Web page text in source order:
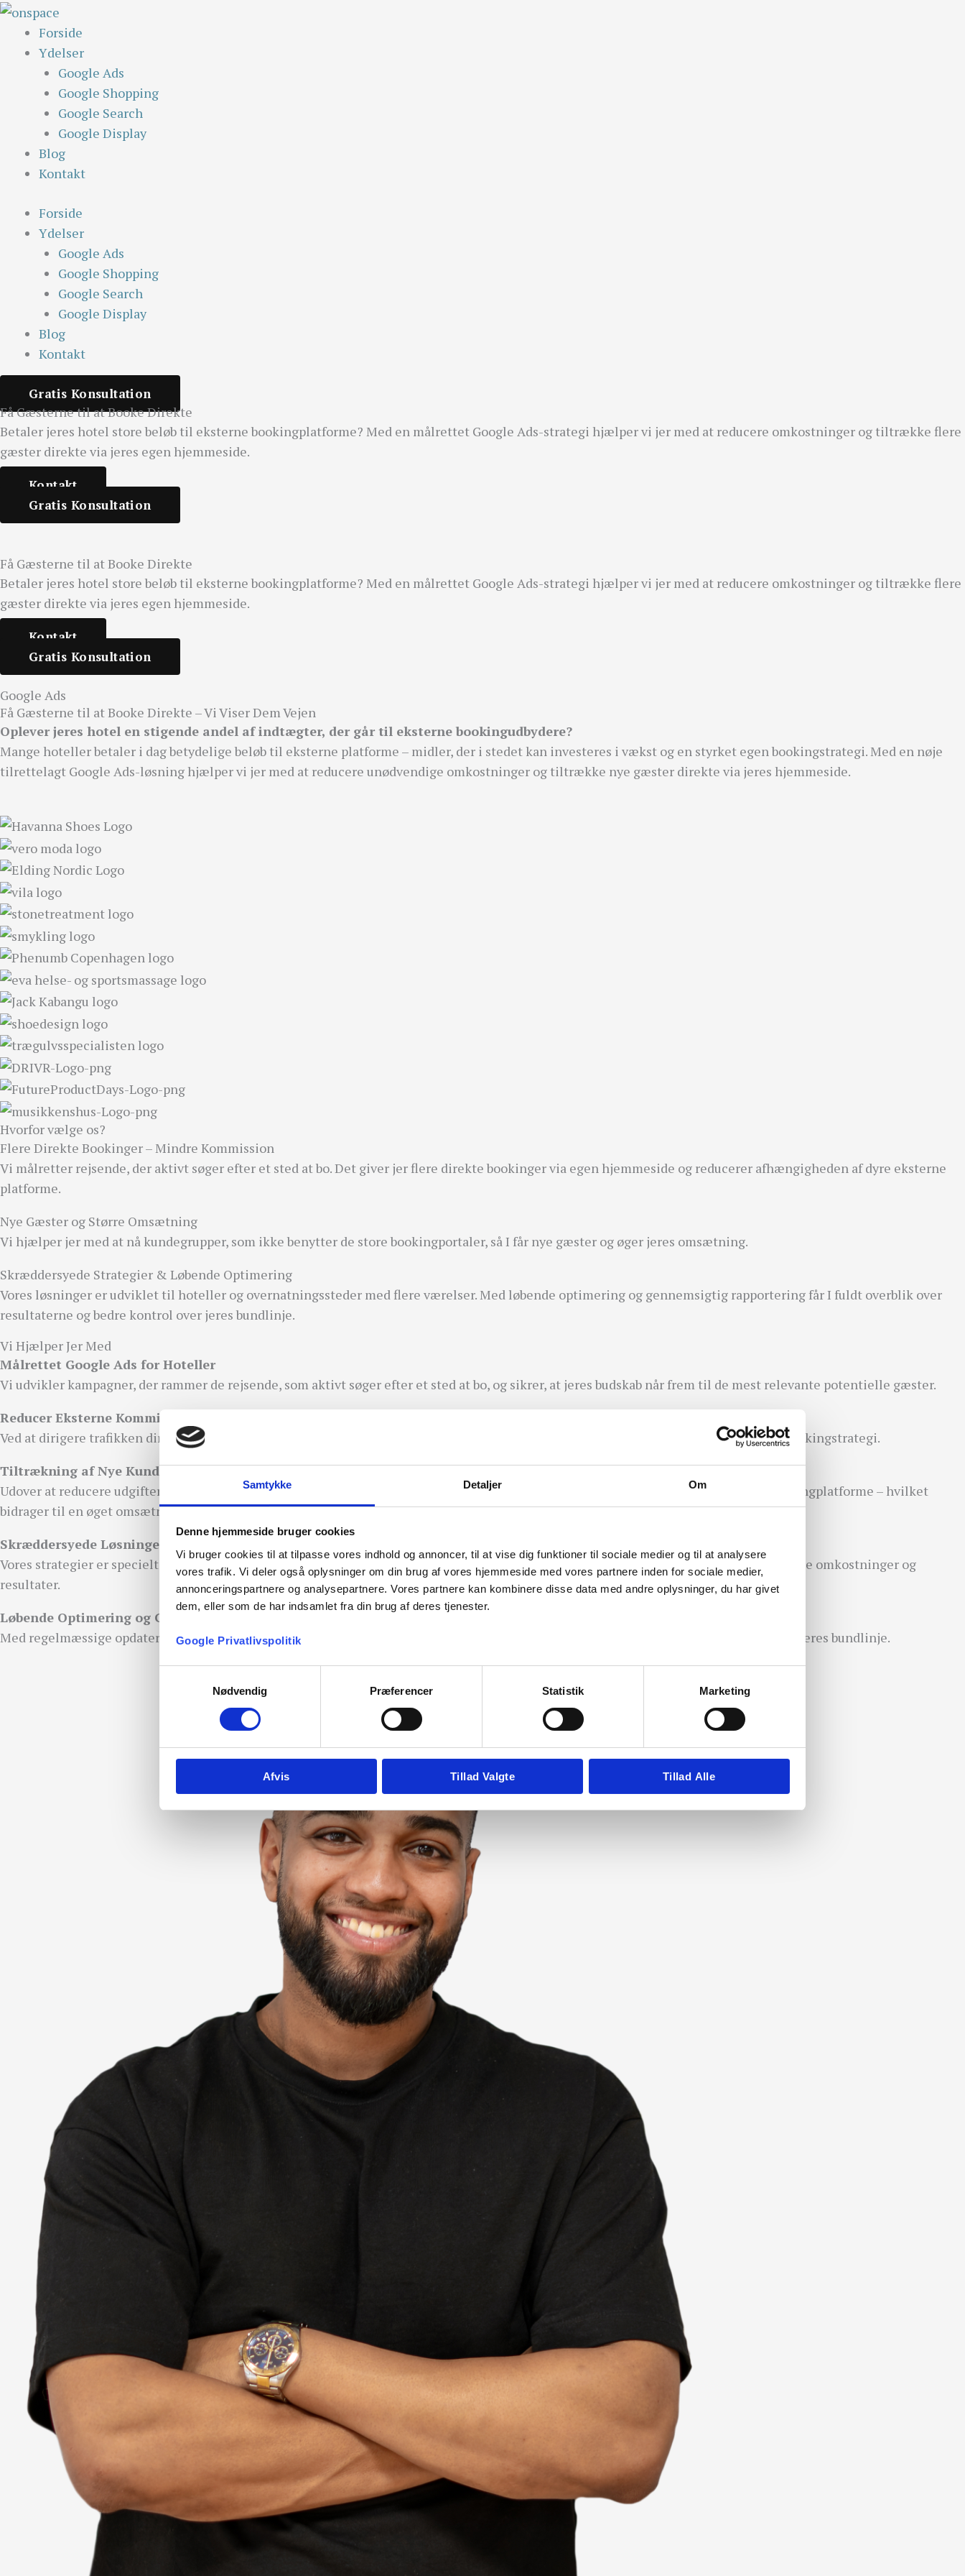
Samtykke Detaljer Om
Denne hjemmeside bruger cookies
Vi bruger cookies til at tilpasse vores indhold og annoncer, til at vise dig funktioner til sociale medier og til at analysere
vores trafik. Vi deler også oplysninger om din brug af vores hjemmeside med vores partnere inden for sociale medier,
annonceringspartnere og analysepartnere. Vores partnere kan kombinere disse data med andre oplysninger, du har givet
dem, eller som de har indsamlet fra din brug af deres tjenester.
Google Privatlivspolitik
Nødvendig
Præferencer Statistik Marketing
Afvis Tillad Valgte Tillad Alle
Skip
content
Forside
Ydelser
Google Ads
Google Shopping
Google Search
Google Display
Blog
Kontakt
Forside
Ydelser
Google Ads
Google Shopping
Google Search
Google Display
Blog
Kontakt
Gratis Konsultation
Få Gæsterne til at Booke Direkte
Betaler jeres hotel store beløb til eksterne bookingplatforme? Med en målrettet Google Ads-strategi hjælper vi jer med at reducere omkostninger og tiltrække flere
gæster direkte via jeres egen hjemmeside.
Kontakt
Gratis Konsultation
Få Gæsterne til at Booke Direkte
Betaler jeres hotel store beløb til eksterne bookingplatforme? Med en målrettet Google Ads-strategi hjælper vi jer med at reducere omkostninger og tiltrække flere
gæster direkte via jeres egen hjemmeside.
Kontakt
Gratis Konsultation
Google Ads
Få Gæsterne til at Booke Direkte – Vi Viser Dem Vejen
Oplever jeres hotel en stigende andel af indtægter, der går til eksterne bookingudbydere?
Mange hoteller betaler i dag betydelige beløb til eksterne platforme – midler, der i stedet kan investeres i vækst og en styrket egen bookingstrategi. Med en nøje
tilrettelagt Google Ads-løsning hjælper vi jer med at reducere unødvendige omkostninger og tiltrække nye gæster direkte via jeres hjemmeside.
Hvorfor vælge os?
Flere Direkte Bookinger – Mindre Kommission
Vi målretter rejsende, der aktivt søger efter et sted at bo. Det giver jer flere direkte bookinger via egen hjemmeside og reducerer afhængigheden af dyre eksterne
platforme.
Nye Gæster og Større Omsætning
Vi hjælper jer med at nå kundegrupper, som ikke benytter de store bookingportaler, så I får nye gæster og øger jeres omsætning.
Skræddersyede Strategier & Løbende Optimering
Vores løsninger er udviklet til hoteller og overnatningssteder med flere værelser. Med løbende optimering og gennemsigtig rapportering får I fuldt overblik over
resultaterne og bedre kontrol over jeres bundlinje.
Vi Hjælper Jer Med
Målrettet Google Ads for Hoteller
Vi udvikler kampagner, der rammer de rejsende, som aktivt søger efter et sted at bo, og sikrer, at jeres budskab når frem til de mest relevante potentielle gæster.
Reducer Eksterne Kommissioner og Øg Profitten
Ved at dirigere trafikken direkte til jeres egen hjemmeside bevarer I en større del af jeres indtægter og opnår bedre kontrol over jeres bookingstrategi.
Tiltrækning af Nye Kunder
Udover at reducere udgifterne til eksterne udbydere, hjælper vi jer med at nå ud til kundegrupper, der endnu ikke benytter de store bookingplatforme – hvilket
bidrager til en øget omsætning.
Skræddersyede Løsninger til Hoteller med Flere Værelser
Vores strategier er specielt udviklet til hoteller, bed and breakfasts og andre overnatningssteder med flere værelser, så I kan optimere både omkostninger og
resultater.
Løbende Optimering og Gennemsigtig Rapportering
Med regelmæssige opdateringer og klare rapporter sikrer vi, at I altid har overblik over, hvordan jeres investering i Google Ads forbedrer jeres bundlinje.